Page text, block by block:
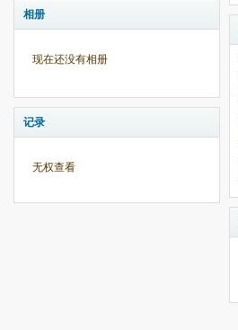
相册
现在还没有相册
记录
无权查看